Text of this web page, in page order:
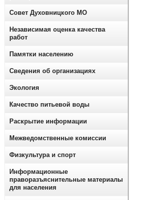
Совет Духовницкого МО
Независимая оценка качества
работ
Памятки населению
Сведения об организациях
Экология
Качество питьевой воды
Раскрытие информации
Межведомственные комиссии
Физкультура и спорт
Информационные
праворазъяснительные материалы
для населения